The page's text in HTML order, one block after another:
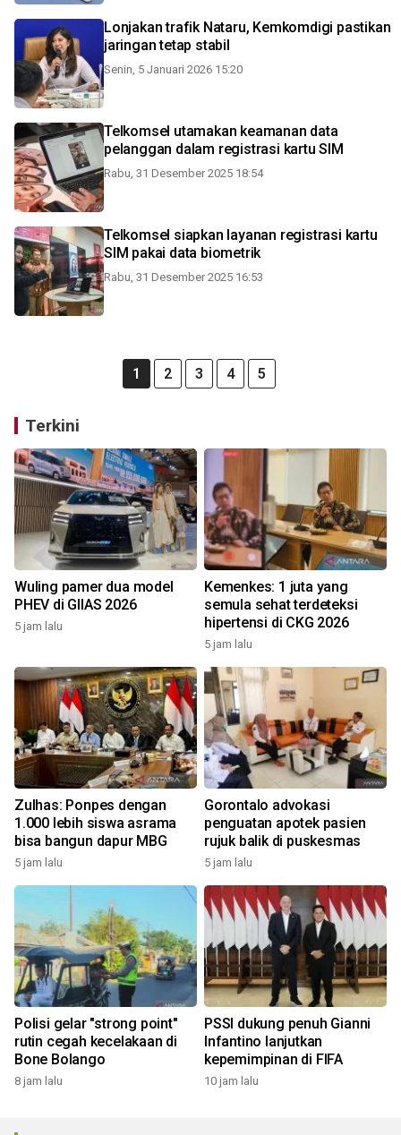
Lonjakan trafik Nataru, Kemkomdigi pastikan
jaringan tetap stabil
Senin, 5 Januari 2026 15:20
Telkomsel utamakan keamanan data
pelanggan dalam registrasi kartu SIM
Rabu, 31 Desember 2025 18:54
Telkomsel siapkan layanan registrasi kartu
SIM pakai data biometrik
Rabu, 31 Desember 2025 16:53
1 2 3 4 5
Terkini
Wuling pamer dua model
PHEV di GIIAS 2026
5 jam lalu
Kemenkes: 1 juta yang
semula sehat terdeteksi
hipertensi di CKG 2026
5 jam lalu
Zulhas: Ponpes dengan
1.000 lebih siswa asrama
bisa bangun dapur MBG
5 jam lalu
Gorontalo advokasi
penguatan apotek pasien
rujuk balik di puskesmas
5 jam lalu
Polisi gelar "strong point"
rutin cegah kecelakaan di
Bone Bolango
8 jam lalu
PSSI dukung penuh Gianni
Infantino lanjutkan
kepemimpinan di FIFA
10 jam lalu